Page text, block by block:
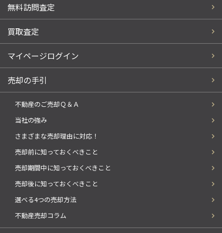
無料訪問査定
買取査定
マイページログイン
売却の手引
不動産のご売却Ｑ＆Ａ
当社の強み
さまざまな売却理由に対応！
売却前に知っておくべきこと
売却期間中に知っておくべきこと
売却後に知っておくべきこと
選べる4つの売却方法
不動産売却コラム